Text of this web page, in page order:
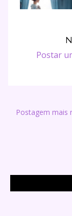
Postar
Postagem mais